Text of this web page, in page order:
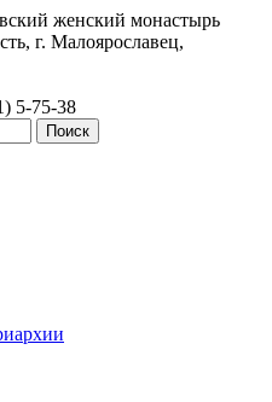
женский монастырь
г. Малоярославец,
5-75-38
Поиск